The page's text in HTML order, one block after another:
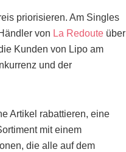
priorisieren. Am Singles
von La Redoute über
Kunden von Lipo am
und der
Artikel rabattieren, eine
mit einem
die alle auf dem